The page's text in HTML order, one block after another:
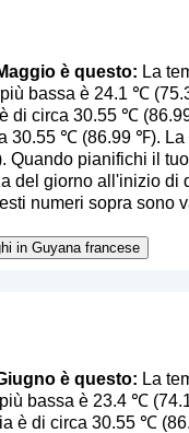
è questo: La
bassa è 24.1 ℃
di circa 30.55 ℃
30.55 ℃ (86.99 ℉).
Quando pianifichi il
del giorno all'inizio di
numeri sopra sono
in Guyana francese
è questo: La
bassa è 23.4 ℃
è di circa 30.55 ℃